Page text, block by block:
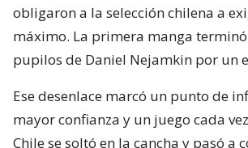
obligaron a la selección chilena a
máximo. La primera manga
pupilos de Daniel Nejamkin por un
Ese desenlace marcó un punto de
mayor confianza y un juego cada
Chile se soltó en la cancha y pasó a